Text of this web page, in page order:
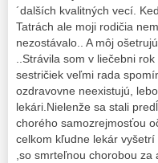
´dalších kvalitných vecí.
Tatrách ale moji rodičia
nezostávalo.. A môj
..Strávila som v liečebni
sestričiek veľmi rada
ozdravovne neexistujú,
lekári.Nielenže sa stali
chorého samozrejmosťou
celkom kľudne lekár
,so smrteľnou chorobou